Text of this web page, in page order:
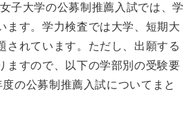
子大学の公募制推薦入試では、学
ます。学力検査では大学、短期大
されています。ただし、出願する
ますので、以下の学部別の受験要
の公募制推薦入試についてまと